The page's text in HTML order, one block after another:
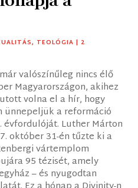
, TEOLÓGIA | 2
valószínűleg nincs élő
Magyarországon, akihez
volna el a hír, hogy
ünnepeljük a reformáció
évfordulóját. Luther Márton
október 31-én tűzte ki a
vártemplom
95 tézisét, amely
– és nyugodtan